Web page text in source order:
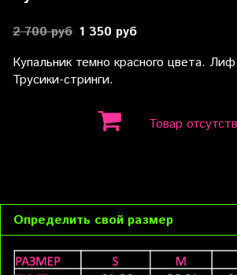
2 700 руб 1 350 руб
Купальник темно красного цвета.
Трусики-стринги.
Товар
Определить свой размер